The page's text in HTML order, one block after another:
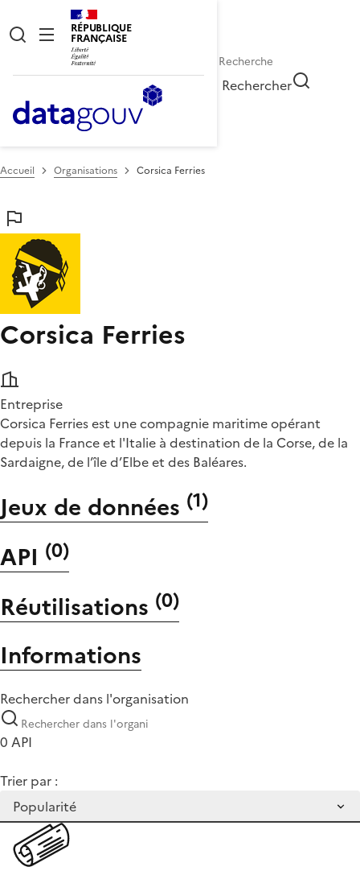
RÉPUBLIQUE
FRANÇAISE
Rechercher
Accueil Organisations Corsica Ferries
Corsica Ferries
Entreprise
Corsica Ferries est une compagnie maritime opérant
depuis la France et l'Italie à destination de la Corse, de la
Sardaigne, de l’île d’Elbe et des Baléares.
Jeux de données (1)
API (0)
Réutilisations (0)
Informations
Rechercher dans l'organisation
0 API
Trier par :